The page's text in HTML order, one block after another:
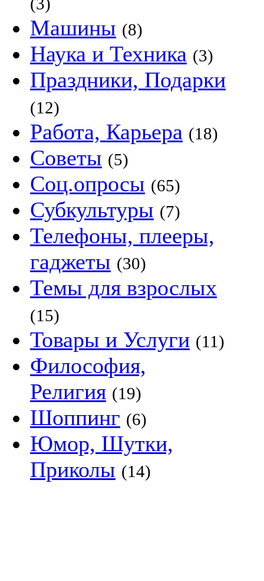
Машины (8)
Наука и Техника (3)
Праздники, Подарки
(12)
Работа, Карьера (18)
Советы (5)
Соц.опросы (65)
Субкультуры (7)
Телефоны, плееры,
гаджеты (30)
Темы для взрослых
(15)
Товары и Услуги (11)
Философия,
Религия (19)
Шоппинг (6)
Юмор, Шутки,
Приколы (14)